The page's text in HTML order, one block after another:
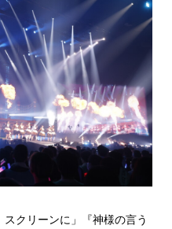
クリーンに」『神様の言う